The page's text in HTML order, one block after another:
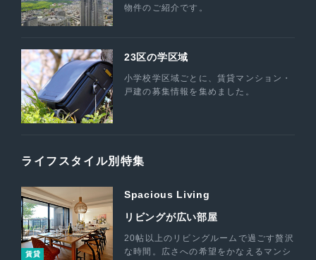
物件のご紹介です。
23区の学区域
小学校学区域ごとに、賃貸マンション・
戸建の募集情報を集めました。
ライフスタイル別特集
賃貸
Spacious Living
リビングが広い部屋
20帖以上のリビングルームで過ごす贅沢
な時間。広さへの希望をかなえるマンシ